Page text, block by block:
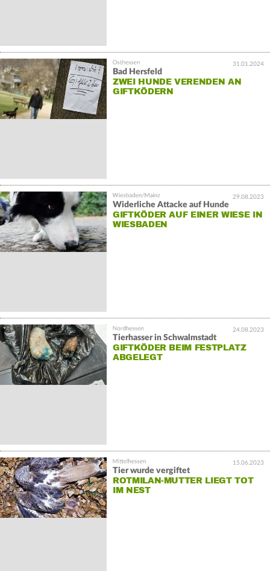
31.01.2024
Bad Hersfeld
ZWEI HUNDE VERENDEN AN
GIFTKÖDERN
29.08.2023
Widerliche Attacke auf Hunde
GIFTKÖDER AUF EINER WIESE IN
WIESBADEN
24.08.2023
Tierhasser in Schwalmstadt
GIFTKÖDER BEIM FESTPLATZ
ABGELEGT
15.06.2023
Tier wurde vergiftet
ROTMILAN-MUTTER LIEGT TOT
IM NEST